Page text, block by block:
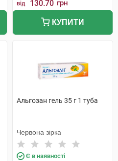
від 130.70 грн
КУПИТИ
Альгозан гель 35 г 1 туба
Червона зірка
Є в наявності